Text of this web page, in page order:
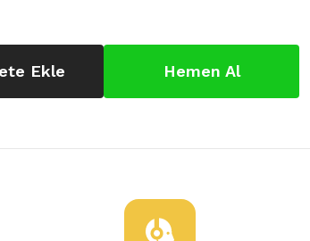
Ekle Hemen Al